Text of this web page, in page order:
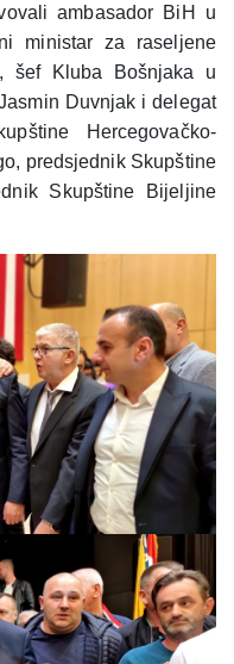
ambasador BiH u
ministar za raseljene
šef Kluba Bošnjaka u
Duvnjak i delegat
Hercegovačko-
predsjednik Skupštine
Skupštine Bijeljine